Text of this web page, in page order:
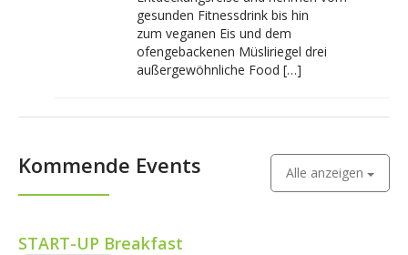
gesunden Fitnessdrink bis hin
zum veganen Eis und dem
ofengebackenen Müsliriegel drei
außergewöhnliche Food […]
Kommende Events Alle anzeigen
START-UP Breakfast